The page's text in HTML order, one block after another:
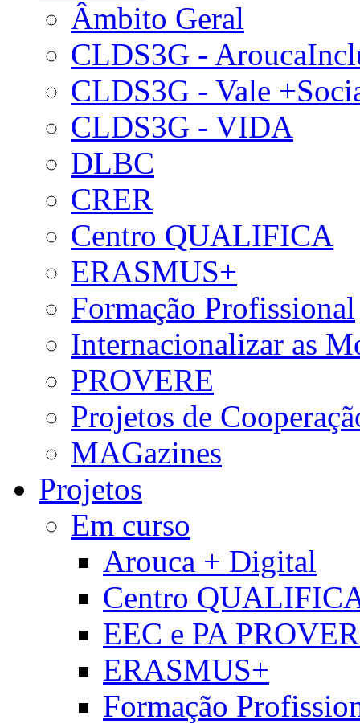
Âmbito Geral
CLDS3G -
CLDS3G - Vale
CLDS3G - VIDA
DLBC
CRER
Centro QUALIFICA
ERASMUS+
Formação Profissional
Internacionalizar as
PROVERE
Projetos de
MAGazines
Projetos
Em curso
Arouca + Digital
Centro
EEC e PA
ERASMUS+
Formação